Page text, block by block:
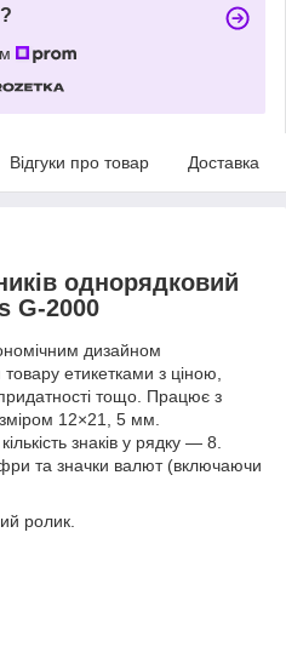
Відгуки про товар Доставка
однорядковий
G-2000
дизайном
етикетками з ціною,
тощо. Працює з
12×21, 5 мм.
знаків у рядку — 8.
та значки валют (включаючи
ролик.